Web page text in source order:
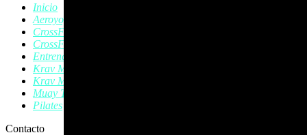
Inicio
Aeroyoga
CrossFit
CrossFit Kids
Entrenamiento Personal
Krav Magá
Krav Magá Infantil
Muay Thai
Pilates
Contacto